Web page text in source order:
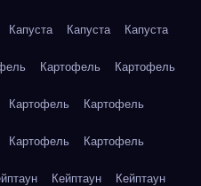
Капуста Капуста Капуста
Картофель Картофель
Картофель Картофель
Картофель Картофель
Кейптаун Кейптаун